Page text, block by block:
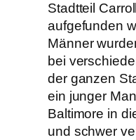
Stadtteil
aufgefunden
Männer
bei
der ganzen
ein junger
Baltimore in
und schwer